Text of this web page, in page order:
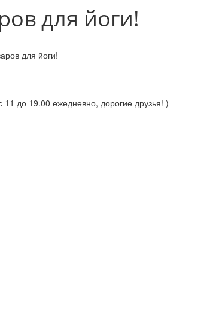
для йоги!
11 до 19.00 ежедневно, дорогие друзья! )